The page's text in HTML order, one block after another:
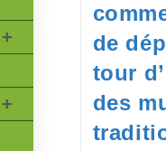
de
tour
des